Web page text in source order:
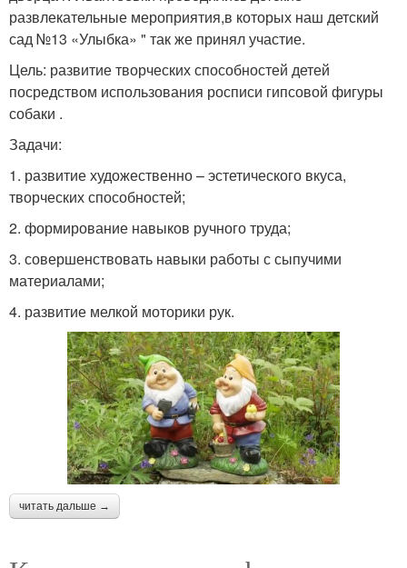
развлекательные мероприятия,в которых наш детский
сад №13 «Улыбка» " так же принял участие.
Цель: развитие творческих способностей детей
посредством использования росписи гипсовой фигуры
собаки .
Задачи:
1. развитие художественно – эстетического вкуса,
творческих способностей;
2. формирование навыков ручного труда;
3. совершенствовать навыки работы с сыпучими
материалами;
4. развитие мелкой моторики рук.
читать дальше →